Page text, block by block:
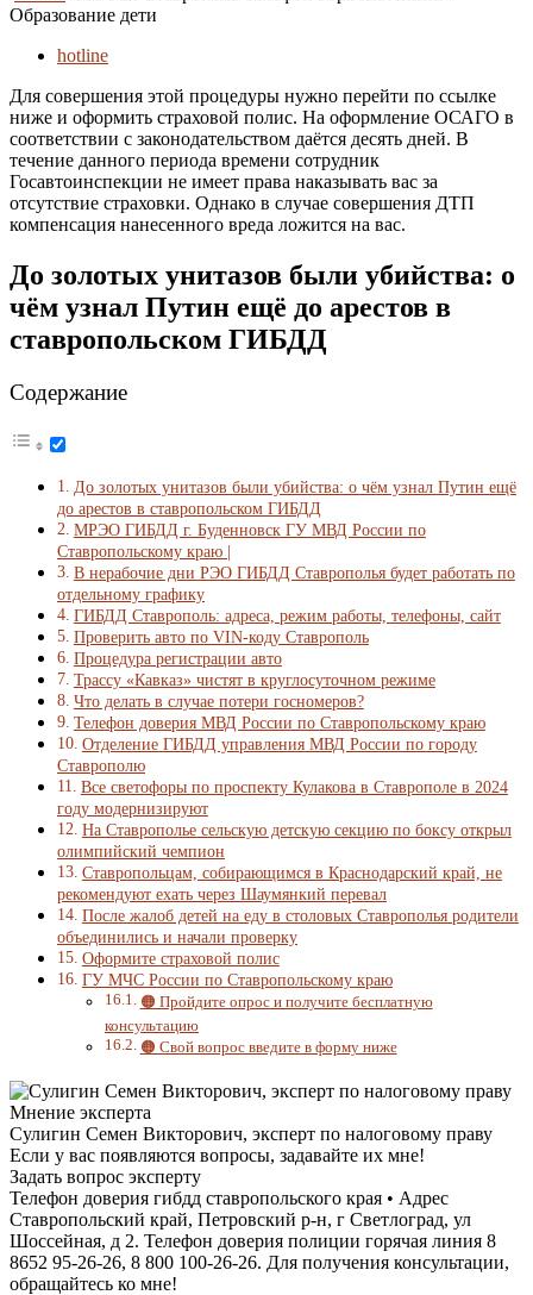
Образование дети
hotline
Для совершения этой процедуры нужно перейти по ссылке
ниже и оформить страховой полис. На оформление ОСАГО в
соответствии с законодательством даётся десять дней. В
течение данного периода времени сотрудник
Госавтоинспекции не имеет права наказывать вас за
отсутствие страховки. Однако в случае совершения ДТП
компенсация нанесенного вреда ложится на вас.
До золотых унитазов были убийства: о
чём узнал Путин ещё до арестов в
ставропольском ГИБДД
Содержание
До золотых унитазов были убийства: о чём узнал Путин ещё
до арестов в ставропольском ГИБДД
МРЭО ГИБДД г. Буденновск ГУ МВД России по
Ставропольскому краю |
В нерабочие дни РЭО ГИБДД Ставрополья будет работать по
отдельному графику
ГИБДД Ставрополь: адреса, режим работы, телефоны, сайт
Проверить авто по VIN-коду Ставрополь
Процедура регистрации авто
Трассу «Кавказ» чистят в круглосуточном режиме
Что делать в случае потери госномеров?
Телефон доверия МВД России по Ставропольскому краю
Отделение ГИБДД управления МВД России по городу
Ставрополю
Все светофоры по проспекту Кулакова в Ставрополе в 2024
году модернизируют
На Ставрополье сельскую детскую секцию по боксу открыл
олимпийский чемпион
Ставропольцам, собирающимся в Краснодарский край, не
рекомендуют ехать через Шаумянкий перевал
После жалоб детей на еду в столовых Ставрополья родители
объединились и начали проверку
Оформите страховой полис
ГУ МЧС России по Ставропольскому краю
🟠 Пройдите опрос и получите бесплатную
консультацию
🟠 Свой вопрос введите в форму ниже
Мнение эксперта
Сулигин Семен Викторович, эксперт по налоговому праву
Если у вас появляются вопросы, задавайте их мне!
Задать вопрос эксперту
Телефон доверия гибдд ставропольского края • Адрес
Ставропольский край, Петровский р-н, г Светлоград, ул
Шоссейная, д 2. Телефон доверия полиции горячая линия 8
8652 95-26-26, 8 800 100-26-26. Для получения консультации,
обращайтесь ко мне!